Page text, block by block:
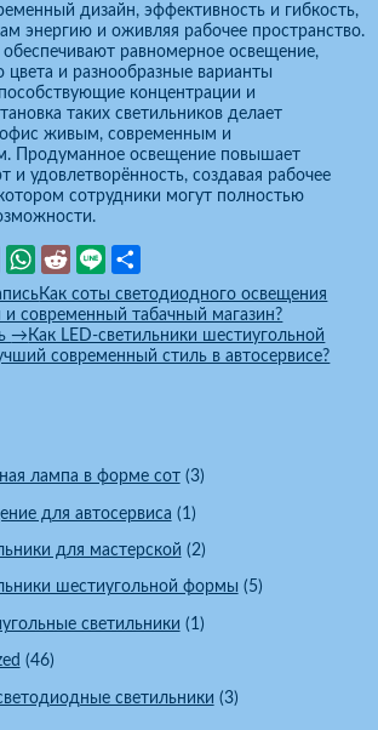
лампа в форме сот(3)
для автосервиса (1)
для мастерской (2)
шестиугольной формы (5)
светильники (1)
(46)
светильники (3)
дизайн, эффективность и гибкость,
энергию и оживляя рабочее пространство.
равномерное освещение,
цвета и разнообразные варианты
концентрации и
таких светильников делает
живым, современным и
Продуманное освещение повышает
и удовлетворённость, создавая рабочее
сотрудники могут полностью
WhatsApp
Reddit
Line Отправить
Как соты светодиодного освещения
современный табачный магазин?
→ Как LED-светильники шестиугольной
современный стиль в автосервисе?